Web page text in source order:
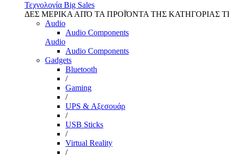
Τεχνολογία Big Sales
ΔΕΣ ΜΕΡΙΚΑ ΑΠΌ ΤΑ ΠΡΟΪΌΝΤΑ ΤΗΣ ΚΑΤΗΓΟΡΙΑΣ
Audio
Audio Components
Audio
Audio Components
Gadgets
Bluetooth
/
Gaming
/
UPS & Αξεσουάρ
/
USB Sticks
/
Virtual Reality
/